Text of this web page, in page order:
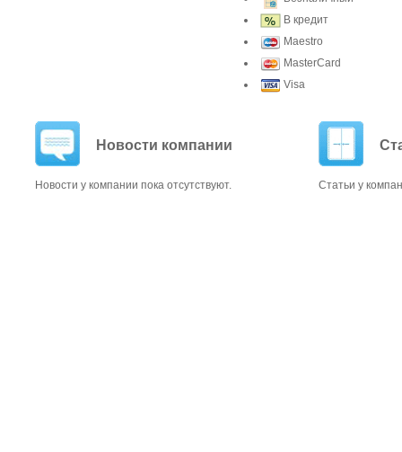
В кредит
Maestro
MasterCard
Visa
Новости компании
Новости у компании пока отсутствуют. Статьи у